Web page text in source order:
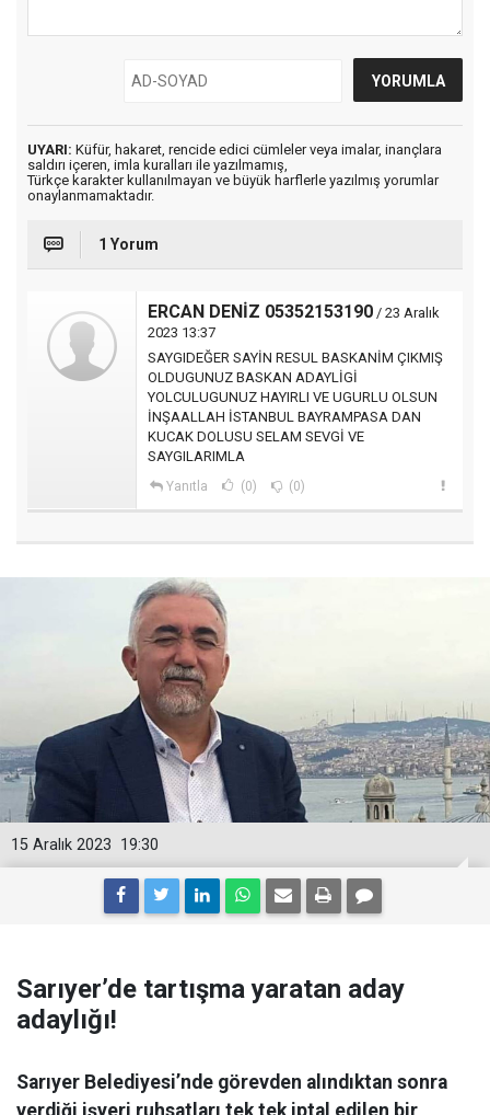
UYARI: Küfür, hakaret, rencide edici cümleler veya imalar, inançlara
saldırı içeren, imla kuralları ile yazılmamış,
Türkçe karakter kullanılmayan ve büyük harflerle yazılmış yorumlar
onaylanmamaktadır.
1 Yorum
ERCAN DENİZ 05352153190 / 23 Aralık
2023 13:37
SAYGIDEĞER SAYİN RESUL BASKANİM ÇIKMIŞ
OLDUGUNUZ BASKAN ADAYLİGİ
YOLCULUGUNUZ HAYIRLI VE UGURLU OLSUN
İNŞAALLAH İSTANBUL BAYRAMPASA DAN
KUCAK DOLUSU SELAM SEVGİ VE
SAYGILARIMLA
Yanıtla (0) (0)
19:30
15 Aralık 2023
Sarıyer’de tartışma yaratan aday
adaylığı!
Sarıyer Belediyesi’nde görevden alındıktan sonra
verdiği işyeri ruhsatları tek tek iptal edilen bir